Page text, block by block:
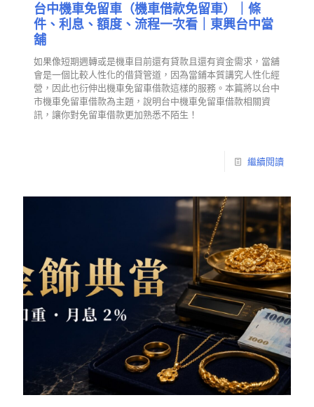
台中機車免留車（機車借款免留車）｜條
件、利息、額度、流程一次看｜東興台中當
舖
如果像短期週轉或是機車目前還有貸款且還有資金需求，當舖
會是一個比較人性化的借貸管道，因為當鋪本質講究人性化經
營，因此也衍伸出機車免留車借款這樣的服務。本篇將以台中
市機車免留車借款為主題，說明台中機車免留車借款相關資
訊，讓你對免留車借款更加熟悉不陌生！
繼續閱讀